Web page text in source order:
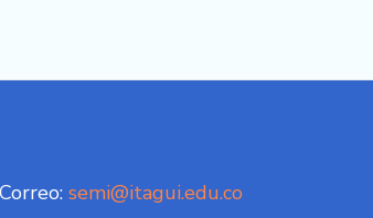
semi@itagui.edu.co